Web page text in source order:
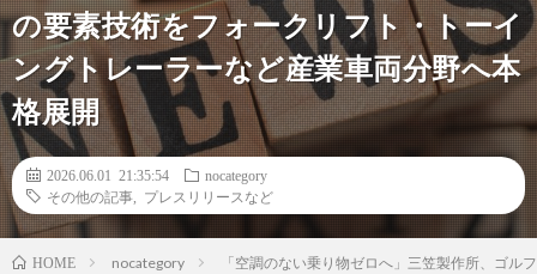
の要素技術をフォークリフト・トーイ
ングトレーラーなど産業車両分野へ本
格展開
2026.06.01 21:35:54
nocategory
その他の記事
プレスリリースなど
HOME nocategory 「空調のない乗り物ゼロへ」三笠製作所、ゴ